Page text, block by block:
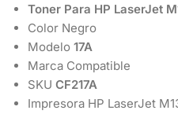
Toner Para HP LaserJet
Color Negro
Modelo 17A
Marca Compatible
SKU CF217A
Impresora HP LaserJet